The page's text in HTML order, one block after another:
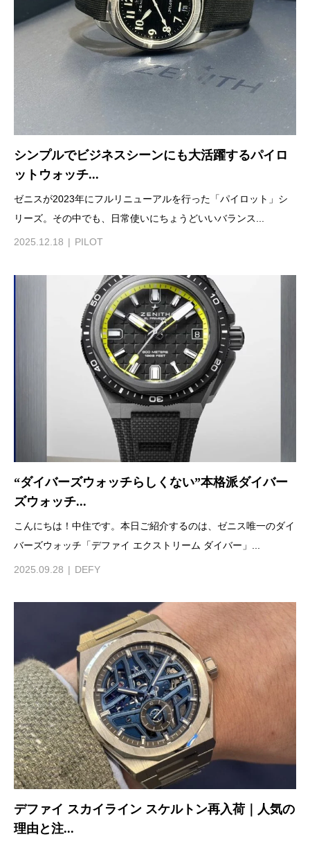
シンプルでビジネスシーンにも大活躍するパイロ
ットウォッチ...
ゼニスが2023年にフルリニューアルを行った「パイロット」シ
リーズ。その中でも、日常使いにちょうどいいバランス...
2025.12.18 PILOT
“ダイバーズウォッチらしくない”本格派ダイバー
ズウォッチ...
こんにちは！中住です。本日ご紹介するのは、ゼニス唯一のダイ
バーズウォッチ「デファイ エクストリーム ダイバー」...
2025.09.28 DEFY
デファイ スカイライン スケルトン再入荷｜人気の
理由と注...